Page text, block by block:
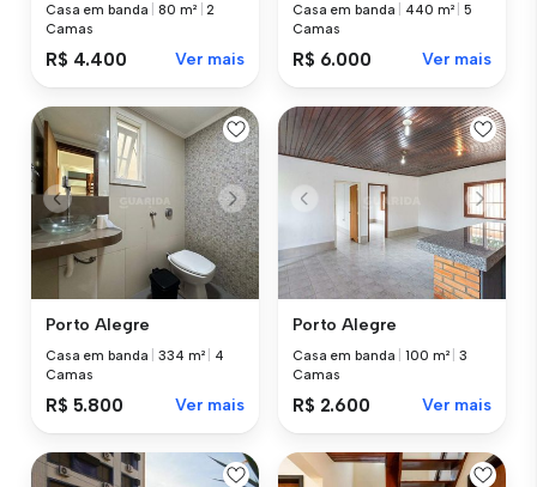
Casa em banda |80 m² |2
Camas
R$ 4.400 Ver mais
Casa em banda 440 m² |5
Camas
R$ 6.000 Ver mais
Porto Alegre
Casa em banda |334 m²
4
Camas
R$ 5.800 Ver mais
Porto Alegre
Casa em banda |100 m² |3
Camas
R$ 2.600 Ver mais